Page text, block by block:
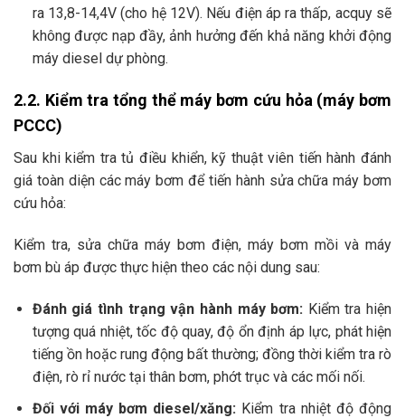
ra 13,8-14,4V (cho hệ 12V). Nếu điện áp ra thấp, acquy sẽ
không được nạp đầy, ảnh hưởng đến khả năng khởi động
máy diesel dự phòng.
2.2. Kiểm tra tổng thể máy bơm cứu hỏa (máy bơm
PCCC)
Sau khi kiểm tra tủ điều khiển, kỹ thuật viên tiến hành đánh
giá toàn diện các máy bơm để tiến hành sửa chữa máy bơm
cứu hỏa:
Kiểm tra, sửa chữa máy bơm điện, máy bơm mồi và máy
bơm bù áp được thực hiện theo các nội dung sau:
Đánh giá tình trạng vận hành máy bơm: Kiểm tra hiện
tượng quá nhiệt, tốc độ quay, độ ổn định áp lực, phát hiện
tiếng ồn hoặc rung động bất thường; đồng thời kiểm tra rò
điện, rò rỉ nước tại thân bơm, phớt trục và các mối nối.
Đối với máy bơm diesel/xăng: Kiểm tra nhiệt độ động